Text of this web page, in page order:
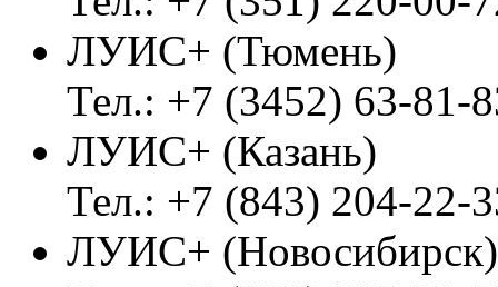
ЛУИС+ (Тюмень)
Тел.: +7 (3452) 63-81-
ЛУИС+ (Казань)
Тел.: +7 (843) 204-22-
ЛУИС+ (Новосибирск)